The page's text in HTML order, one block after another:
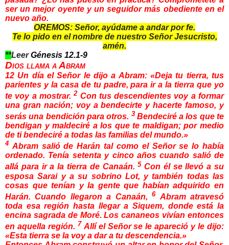
ser un mejor oyente y un seguidor más obediente en el
nuevo año.
OREMOS: Señor, ayúdame a andar por fe.
Te lo pido en el nombre de nuestro Señor Jesucristo,
amén.
**LeerGénesis 12.1-9
Dios llama a Abram
12 Un día el Señor le dijo a Abram: «Deja tu tierra, tus
parientes y la casa de tu padre, para ir a la tierra que yo
te voy a mostrar.2 Con tus descendientes voy a formar
una gran nación; voy a bendecirte y hacerte famoso, y
serás una bendición para otros. 3 Bendeciré a los que te
bendigan y maldeciré a los que te maldigan; por medio
de ti bendeciré a todas las familias del mundo.»
4 Abram salió de Harán tal como el Señor se lo había
ordenado. Tenía setenta y cinco años cuando salió de
allá para ir a la tierra de Canaán.5 Con él se llevó a su
esposa Sarai y a su sobrino Lot, y también todas las
cosas que tenían y la gente que habían adquirido en
Harán. Cuando llegaron a Canaán,6 Abram atravesó
toda esa región hasta llegar a Siquem, donde está la
encina sagrada de Moré. Los cananeos vivían entonces
en aquella región. 7 Allí el Señor se le apareció y le dijo:
«Esta tierra se la voy a dar a tu descendencia.»